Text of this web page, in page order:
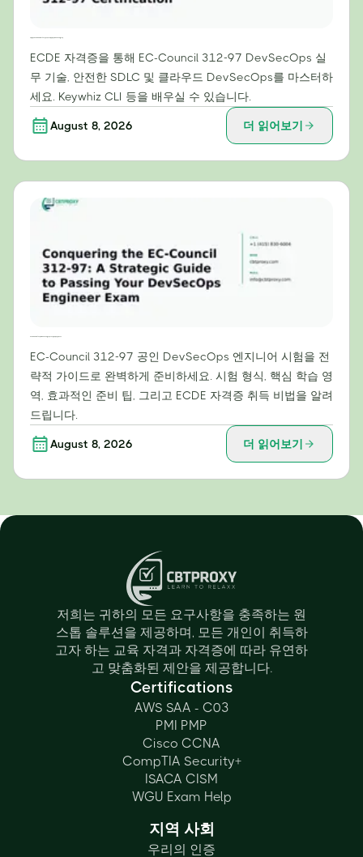
ECDE 자격증을 통해 EC-Council 312-97 DevSecOps 실
무 기술, 안전한 SDLC 및 클라우드 DevSecOps를 마스터하
세요. Keywhiz CLI 등을 배우실 수 있습니다.
August 8, 2026 더 읽어보기
EC-Council 312-97 공인 DevSecOps 엔지니어 시험을 전
략적 가이드로 완벽하게 준비하세요. 시험 형식, 핵심 학습 영
역, 효과적인 준비 팁, 그리고 ECDE 자격증 취득 비법을 알려
드립니다.
August 8, 2026 더 읽어보기
저희는 귀하의 모든 요구사항을 충족하는 원
스톱 솔루션을 제공하며, 모든 개인이 취득하
고자 하는 교육 자격과 자격증에 따라 유연하
고 맞춤화된 제안을 제공합니다.
Certifications
AWS SAA - C03
PMI PMP
Cisco CCNA
CompTIA Security+
ISACA CISM
WGU Exam Help
지역 사회
우리의 인증